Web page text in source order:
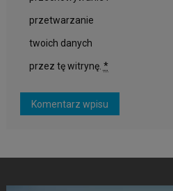
przetwarzanie
twoich danych
przez tę witrynę. *